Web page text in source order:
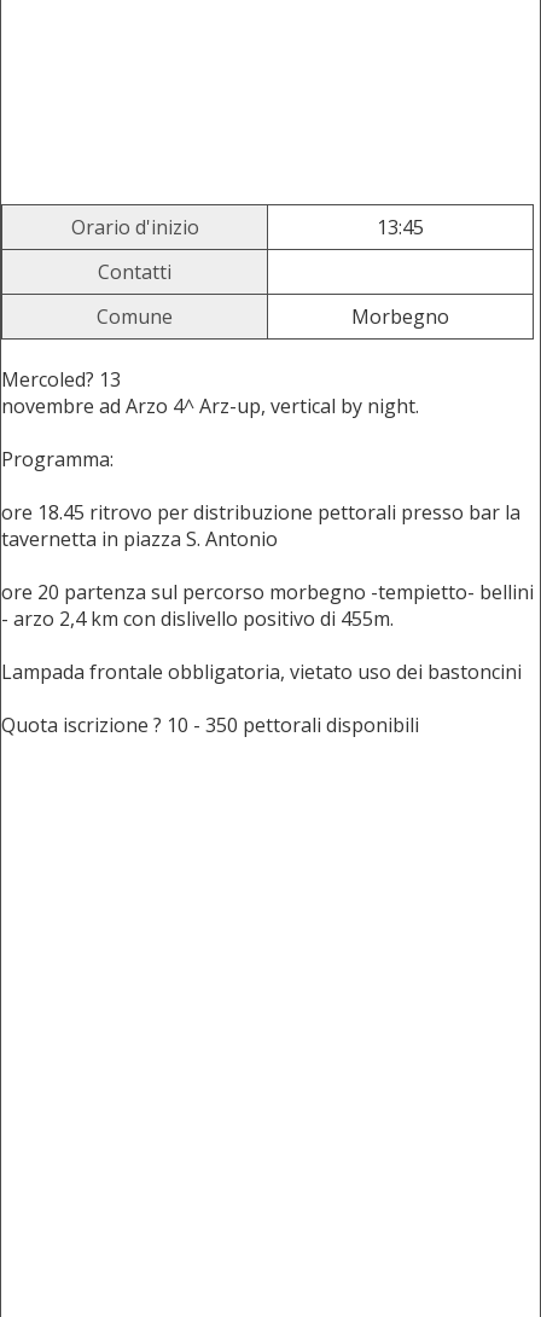
Orario d'inizio
13:45
Contatti
Comune
Morbegno
Mercoled? 13
novembre ad Arzo 4^ Arz-up, vertical by night.
Programma:
ore 18.45 ritrovo per distribuzione pettorali presso bar la
tavernetta in piazza S. Antonio
ore 20 partenza sul percorso morbegno -tempietto- bellini
- arzo 2,4 km con dislivello positivo di 455m.
Lampada frontale obbligatoria, vietato uso dei bastoncini
Quota iscrizione ? 10 - 350 pettorali disponibili